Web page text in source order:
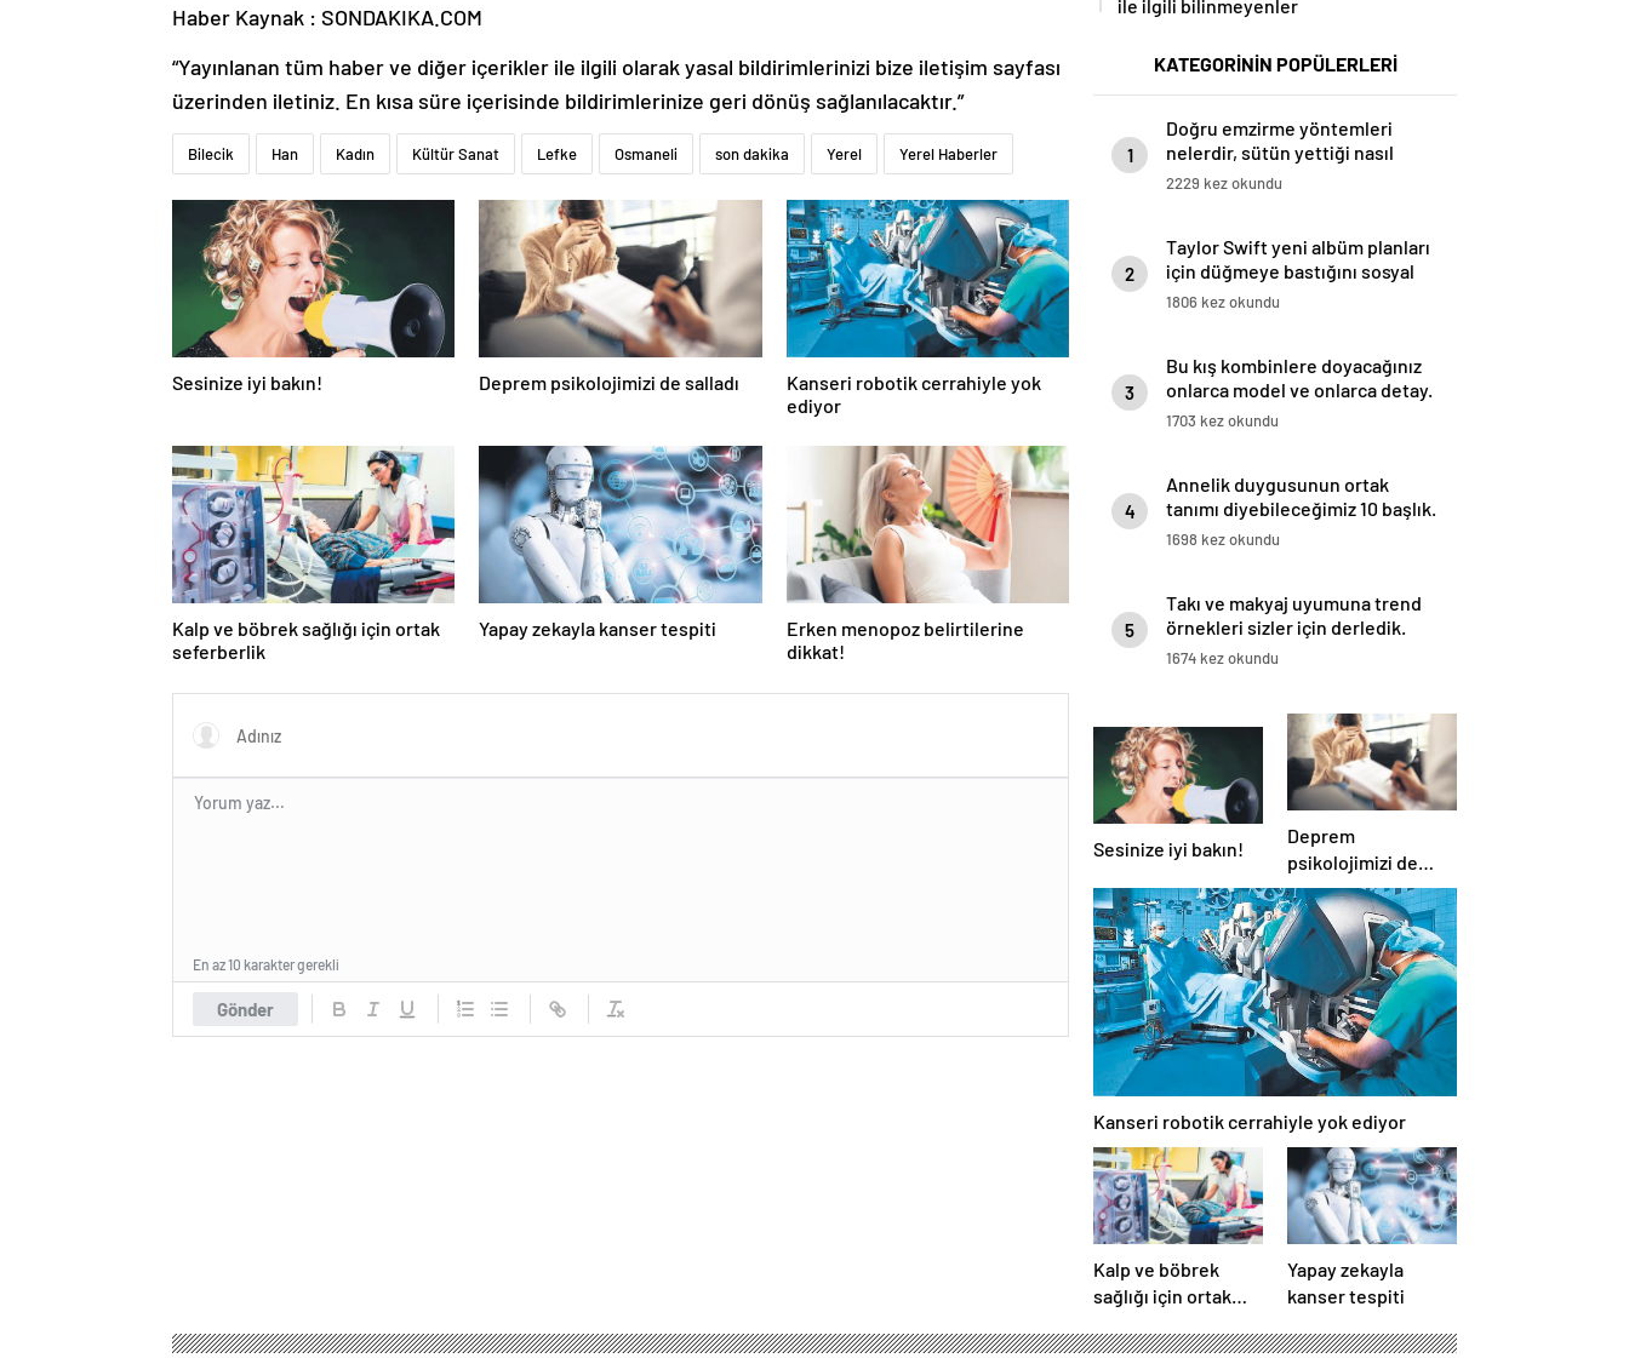
Haber Kaynak : SONDAKIKA.COM
“Yayınlanan tüm haber ve diğer içerikler ile ilgili olarak yasal bildirimlerinizi bize iletişim sayfası
üzerinden iletiniz. En kısa süre içerisinde bildirimlerinize geri dönüş sağlanılacaktır.”
Bilecik Han Kadın Kültür Sanat Lefke Osmaneli son dakika Yerel Yerel Haberler
Sesinize iyi bakın! Deprem psikolojimizi de salladı
Kanseri robotik cerrahiyle yok
ediyor
Kalp ve böbrek sağlığı için ortak
seferberlik
Yapay zekayla kanser tespiti
Erken menopoz belirtilerine
dikkat!
Gönder
En az 10 karakter gerekli
ile ilgili bilinmeyenler
KATEGORİNİN POPÜLERLERİ
1
Doğru emzirme yöntemleri
nelerdir, sütün yettiği nasıl
anlaşılır?
2229 kez okundu
2
Taylor Swift yeni albüm planları
için düğmeye bastığını sosyal
medyadan duyurdu!
1806 kez okundu
3
Bu kış kombinlere doyacağınız
onlarca model ve onlarca detay.
1703 kez okundu
4
Annelik duygusunun ortak
tanımı diyebileceğimiz 10 başlık.
1698 kez okundu
5
Takı ve makyaj uyumuna trend
örnekleri sizler için derledik.
1674 kez okundu
Sesinize iyi bakın!
Deprem
psikolojimizi de
salladı
Kanseri robotik cerrahiyle yok ediyor
Kalp ve böbrek
sağlığı için ortak
Yapay zekayla
kanser tespiti